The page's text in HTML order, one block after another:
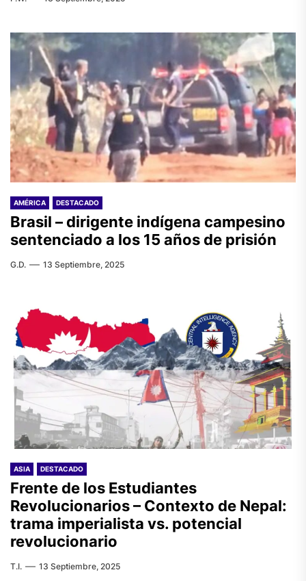
AMÉRICA DESTACADO
Brasil – dirigente indígena campesino
sentenciado a los 15 años de prisión
G.D. 13 Septiembre, 2025
ASIA DESTACADO
Frente de los Estudiantes
Revolucionarios – Contexto de Nepal:
trama imperialista vs. potencial
revolucionario
T.I. 13 Septiembre, 2025